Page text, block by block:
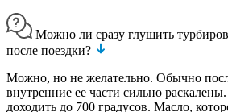
Можно ли сразу глушить
после поездки?
Можно, но не желательно. Обычно
внутренние ее части сильно
доходить до 700 градусов. Масло,